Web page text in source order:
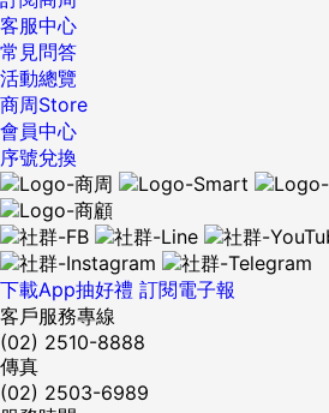
客服中心
常見問答
活動總覽
商周Store
會員中心
序號兌換
下載App抽好禮 訂閱電子報
客戶服務專線
(02) 2510-8888
傳真
(02) 2503-6989